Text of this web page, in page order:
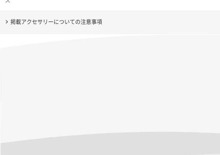
掲載アクセサリーについての注意事項